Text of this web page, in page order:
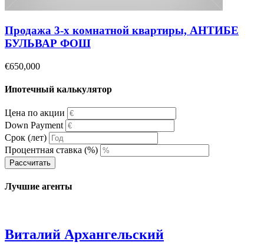
Продажа 3-х комнатной квартиры, АНТИБЕ
БУЛЬВАР ФОШ
€650,000
Ипотечный калькулятор
Цена по акции
Down Payment
Срок (лет)
Процентная ставка (%)
Рассчитать
Лучшие агенты
Виталий Архангельский